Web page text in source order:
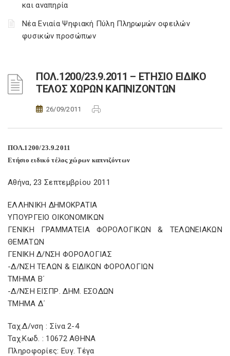
και αναπηρία
Νέα Ενιαία Ψηφιακή Πύλη Πληρωμών οφειλών
φυσικών προσώπων
ΠΟΛ.1200/23.9.2011 – ΕΤΗΣΙΟ ΕΙΔΙΚΟ
ΤΕΛΟΣ ΧΩΡΩΝ ΚΑΠΝΙΖΟΝΤΩΝ
26/09/2011
ΠΟΛ.1200/23.9.2011
Ετήσιο ειδικό τέλος χώρων καπνιζόντων
Αθήνα, 23 Σεπτεμβρίου 2011
ΕΛΛΗΝΙΚΗ ΔΗΜΟΚΡΑΤΙΑ
ΥΠΟΥΡΓΕΙΟ ΟΙΚΟΝΟΜΙΚΩΝ
ΓΕΝΙΚΗ ΓΡΑΜΜΑΤΕΙΑ ΦΟΡΟΛΟΓΙΚΩΝ & ΤΕΛΩΝΕΙΑΚΩΝ
ΘΕΜΑΤΩΝ
ΓΕΝΙΚΗ Δ/ΝΣΗ ΦΟΡΟΛΟΓΙΑΣ
-Δ/ΝΣΗ ΤΕΛΩΝ & ΕΙΔΙΚΩΝ ΦΟΡΟΛΟΓΙΩΝ
ΤΜΗΜΑ Β΄
-Δ/ΝΣΗ ΕΙΣΠΡ. ΔΗΜ. ΕΣΟΔΩΝ
ΤΜΗΜΑ Δ΄
Ταχ.Δ/νση : Σίνα 2-4
Ταχ.Κωδ. : 10672 ΑΘΗΝΑ
Πληροφορίες: Ευγ. Τέγα